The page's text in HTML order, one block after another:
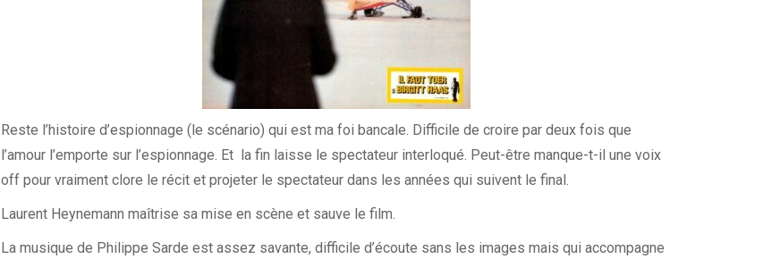
Reste l’histoire d’espionnage (le scénario) qui est ma foi bancale. Difficile de croire par deux fois que
l’amour l’emporte sur l’espionnage. Et la fin laisse le spectateur interloqué. Peut-être manque-t-il une voix
off pour vraiment clore le récit et projeter le spectateur dans les années qui suivent le final.
Laurent Heynemann maîtrise sa mise en scène et sauve le film.
La musique de Philippe Sarde est assez savante, difficile d’écoute sans les images mais qui accompagne